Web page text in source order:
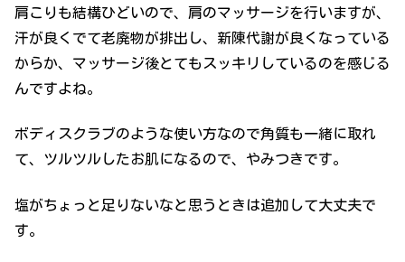
肩こりも結構ひどいので、肩のマッサージを行いますが、
汗が良くでて老廃物が排出し、新陳代謝が良くなっている
からか、マッサージ後とてもスッキリしているのを感じる
んですよね。
ボディスクラブのような使い方なので角質も一緒に取れ
て、ツルツルしたお肌になるので、やみつきです。
塩がちょっと足りないなと思うときは追加して大丈夫で
す。